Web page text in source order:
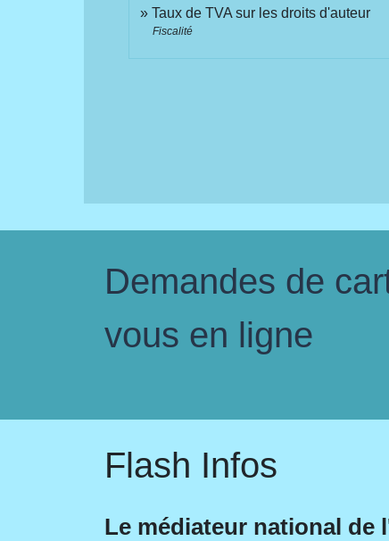
Taux de TVA sur les droits d'auteur
Fiscalité
Demandes de
vous en ligne
Flash Infos
Le médiateur national de